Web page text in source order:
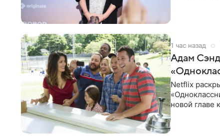
1 час назад
Адам
Netflix
новой главе